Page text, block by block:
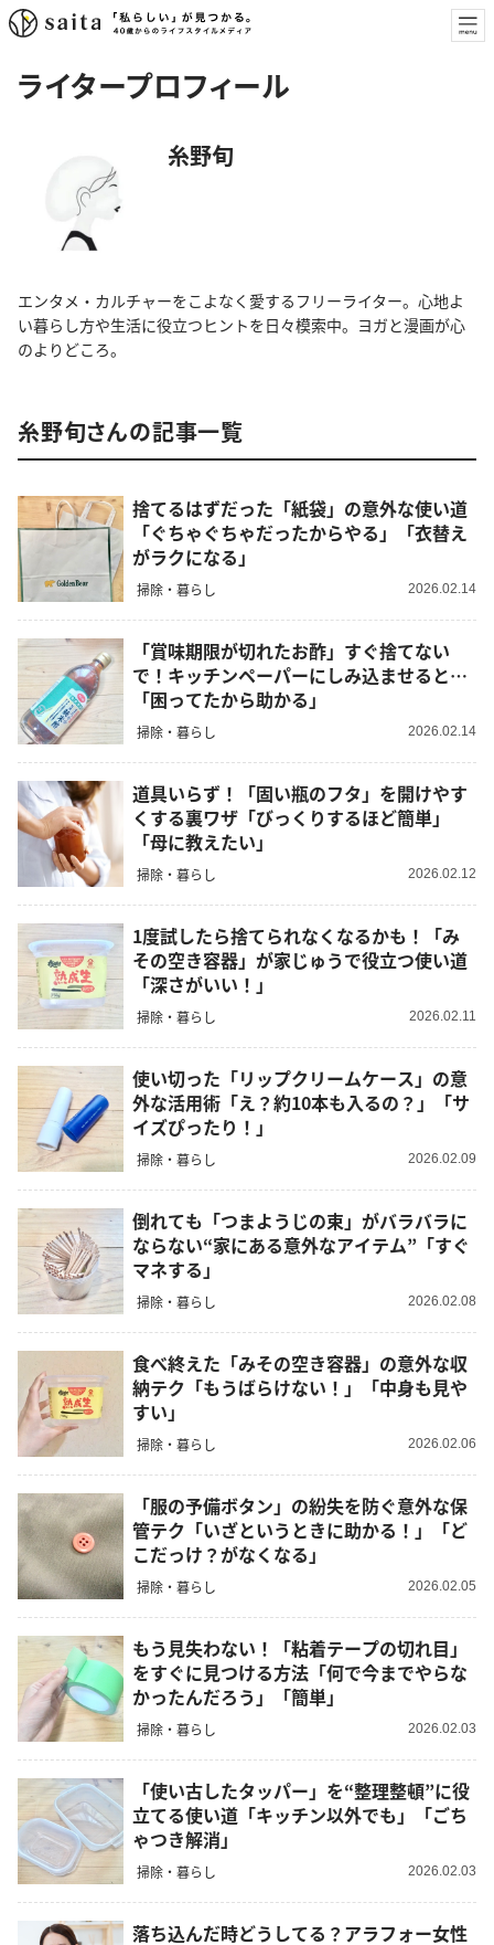
ライタープロフィール
糸野旬
エンタメ・カルチャーをこよなく愛するフリーライター。心地よ
い暮らし方や生活に役立つヒントを日々模索中。ヨガと漫画が心
のよりどころ。
糸野旬さんの記事一覧
捨てるはずだった「紙袋」の意外な使い道
「ぐちゃぐちゃだったからやる」「衣替え
がラクになる」
掃除・暮らし 2026.02.14
「賞味期限が切れたお酢」すぐ捨てない
で！キッチンペーパーにしみ込ませると…
「困ってたから助かる」
掃除・暮らし 2026.02.14
道具いらず！「固い瓶のフタ」を開けやす
くする裏ワザ「びっくりするほど簡単」
「母に教えたい」
掃除・暮らし 2026.02.12
1度試したら捨てられなくなるかも！「み
その空き容器」が家じゅうで役立つ使い道
「深さがいい！」
掃除・暮らし 2026.02.11
使い切った「リップクリームケース」の意
外な活用術「え？約10本も入るの？」「サ
イズぴったり！」
掃除・暮らし 2026.02.09
倒れても「つまようじの束」がバラバラに
ならない“家にある意外なアイテム”「すぐ
マネする」
掃除・暮らし 2026.02.08
食べ終えた「みその空き容器」の意外な収
納テク「もうばらけない！」「中身も見や
すい」
掃除・暮らし 2026.02.06
「服の予備ボタン」の紛失を防ぐ意外な保
管テク「いざというときに助かる！」「ど
こだっけ？がなくなる」
掃除・暮らし 2026.02.05
もう見失わない！「粘着テープの切れ目」
をすぐに見つける方法「何で今までやらな
かったんだろう」「簡単」
掃除・暮らし 2026.02.03
「使い古したタッパー」を“整理整頓”に役
立てる使い道「キッチン以外でも」「ごち
ゃつき解消」
掃除・暮らし 2026.02.03
落ち込んだ時どうしてる？アラフォー女性